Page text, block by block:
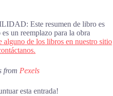
Este resumen de libro es
un reemplazo para la obra
alguno de los libros en nuestro sitio
from Pexels
esta entrada!